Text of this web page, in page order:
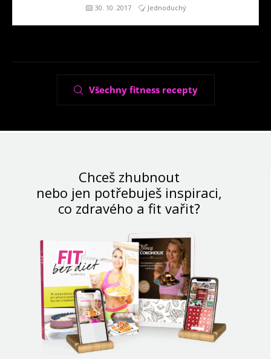
30. 10. 2017 Jednoduchý
Všechny fitness recepty
Chceš zhubnout
nebo jen potřebuješ inspiraci,
co zdravého a fit vařit?